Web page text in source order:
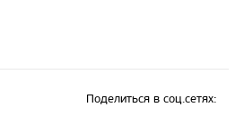
Поделиться в соц.сетях: